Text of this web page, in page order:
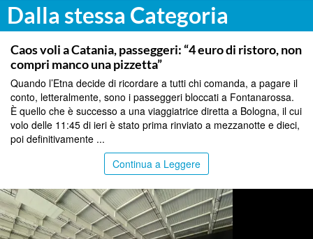
Dalla stessa Categoria
CATANIA
Caos voli a Catania, passeggeri: “4 euro di ristoro, non
compri manco una pizzetta”
Quando l’Etna decide di ricordare a tutti chi comanda, a pagare il
conto, letteralmente, sono i passeggeri bloccati a Fontanarossa.
È quello che è successo a una viaggiatrice diretta a Bologna, il cui
volo delle 11:45 di ieri è stato prima rinviato a mezzanotte e dieci,
poi definitivamente ...
Continua a Leggere